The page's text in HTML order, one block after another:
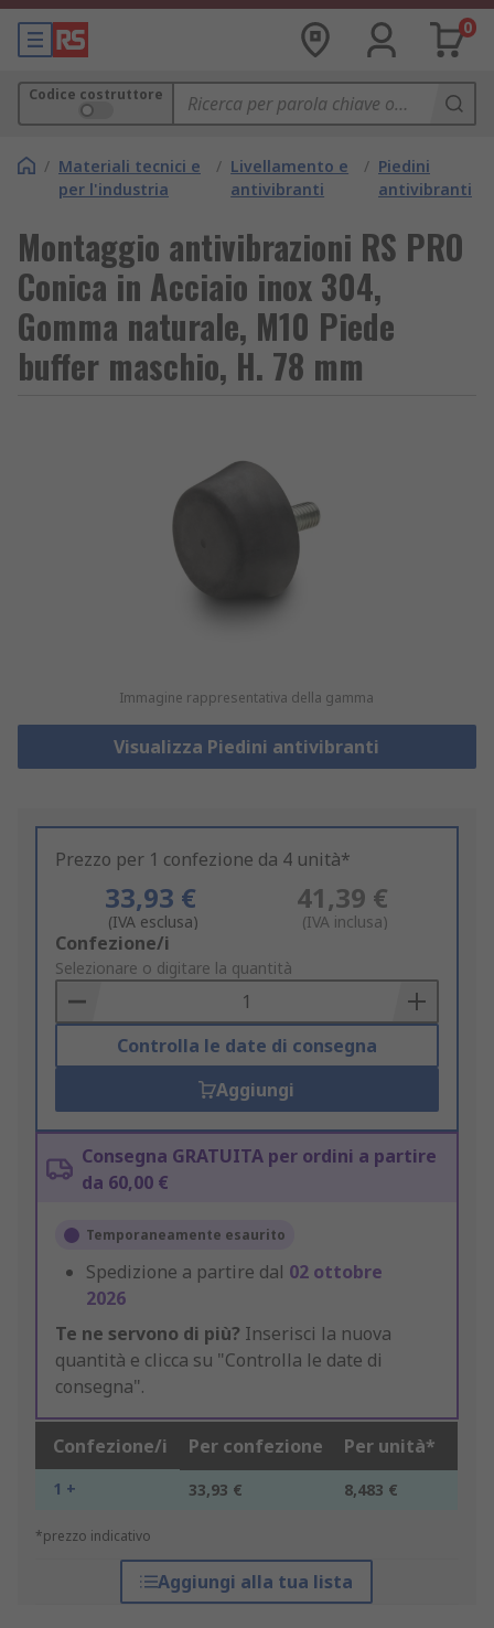
0
Codice costruttore
/ Materiali tecnici e
per l'industria
/ Livellamento e
antivibranti
/ Piedini
antivibranti
Montaggio antivibrazioni RS PRO
Conica in Acciaio inox 304,
Gomma naturale, M10 Piede
buffer maschio, H. 78 mm
Immagine rappresentativa della gamma
Visualizza Piedini antivibranti
Prezzo per 1 confezione da 4 unità*
33,93 €
(IVA esclusa)
41,39 €
(IVA inclusa)
Add
to
Basket
Confezione/i
Selezionare o digitare la quantità
Controlla le date di consegna
Aggiungi
Consegna GRATUITA per ordini a partire
da 60,00 €
Temporaneamente esaurito
Spedizione a partire dal 02 ottobre
2026
Te ne servono di più? Inserisci la nuova
quantità e clicca su "Controlla le date di
consegna".
Confezione/i Per confezione Per unità*
1 + 33,93 € 8,483 €
*prezzo indicativo
Aggiungi alla tua lista